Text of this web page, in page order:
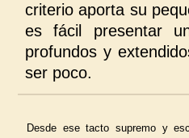
criterio aporta su
es fácil presentar
profundos y
ser poco.
Desde ese tacto supremo y